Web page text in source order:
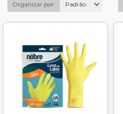
Organizar por: Padrão